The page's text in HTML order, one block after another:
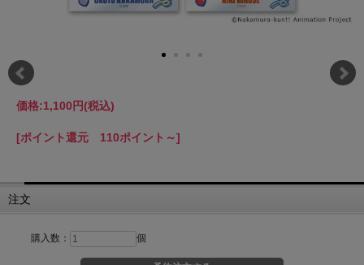
価格:1,100円(税込)
[ポイント還元 110ポイント～]
注文
購入数： 個